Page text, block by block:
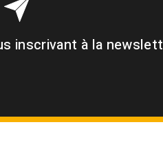
inscrivant à la